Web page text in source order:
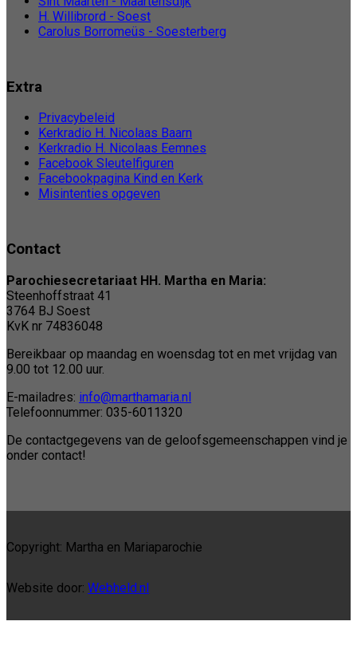
H. Willibrord - Soest
Carolus Borromeüs - Soesterberg
Extra
Privacybeleid
Kerkradio H. Nicolaas Baarn
Kerkradio H. Nicolaas Eemnes
Facebook Sleutelfiguren
Facebookpagina Kind en Kerk
Misintenties opgeven
Contact
Parochiesecretariaat HH. Martha en Maria:
Steenhoffstraat 41
3764 BJ Soest
KvK nr 74836048
Bereikbaar op maandag en woensdag tot en met vrijdag van
9.00 tot 12.00 uur.
E-mailadres: info@marthamaria.nl
Telefoonnummer: 035-6011320
De contactgegevens van de geloofsgemeenschappen vind je
onder contact!
Copyright: Martha en Mariaparochie
Website door: Webheld.nl